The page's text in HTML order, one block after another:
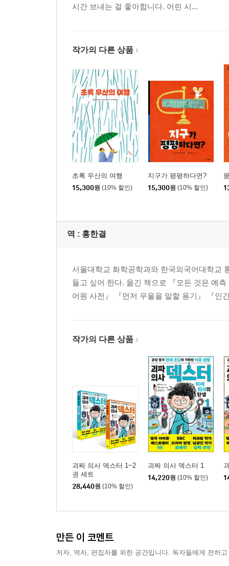
시간 보내는 걸 좋아합니다. 어린 시...
작가의 다른 상품
초록 우산의 여행
15,300원 (10% 할인)
지구가 평평하다면?
15,300원 (10% 할인)
역 : 홍한결
서울대학교 화학공학과와 한국외국어대학교
들고 싶어 한다. 옮긴 책으로 『모든 것은 예
어원 사전』 『먼저 우울을 말할 용기』 『인
작가의 다른 상품
괴짜 의사 덱스터 1~2
권 세트
28,440원 (10% 할인)
괴짜 의사 덱스터 1
14,220원 (10% 할인)
만든 이 코멘트
저자, 역자, 편집자를 위한 공간입니다. 독자들에게 전하